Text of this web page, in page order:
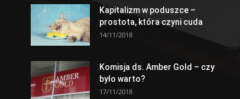
Kapitalizm w poduszce –
prostota, która czyni cuda
14/11/2018
Komisja ds. Amber Gold – czy
było warto?
17/11/2018